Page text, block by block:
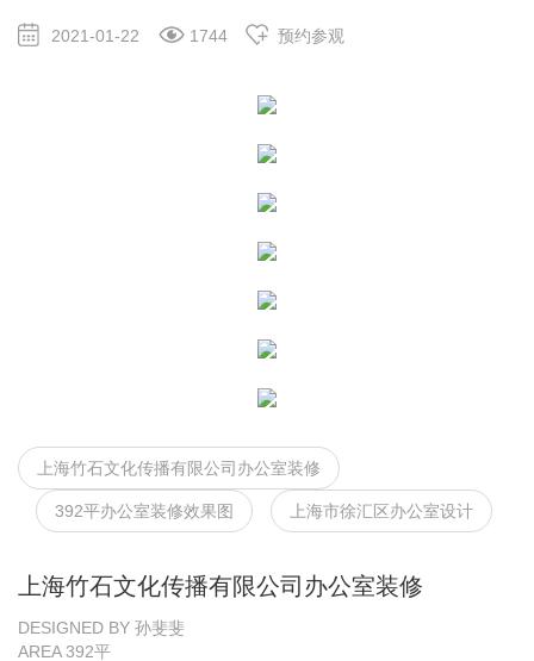
2021-01-22 1744 预约参观
上海竹石文化传播有限公司办公室装修
392平办公室装修效果图 上海市徐汇区办公室设计
上海竹石文化传播有限公司办公室装修
DESIGNED BY 孙斐斐
AREA 392平